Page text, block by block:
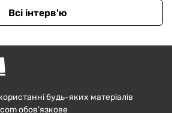
Всі інтерв'ю
будь-яких матеріалів
обов'язкове